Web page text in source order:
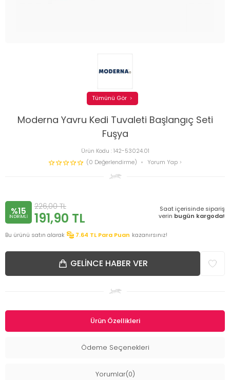
Moderna Yavru Kedi Tuvaleti Başlangıç Seti
Fuşya
Ürün Kodu :142-53024.01
(0 Değerlendirme)
Yorum Yap
Tümünü Gör
%15
INDIRIMLI
226,00TL
191,90 TL
Saat içerisinde sipariş
verin bugün kargoda!
Bu ürünü satın alarak 7.64 TL Para Puan kazanırsınız!
GELINCE HABER VER
Ürün Özellikleri
Ödeme Seçenekleri
Yorumlar(0)